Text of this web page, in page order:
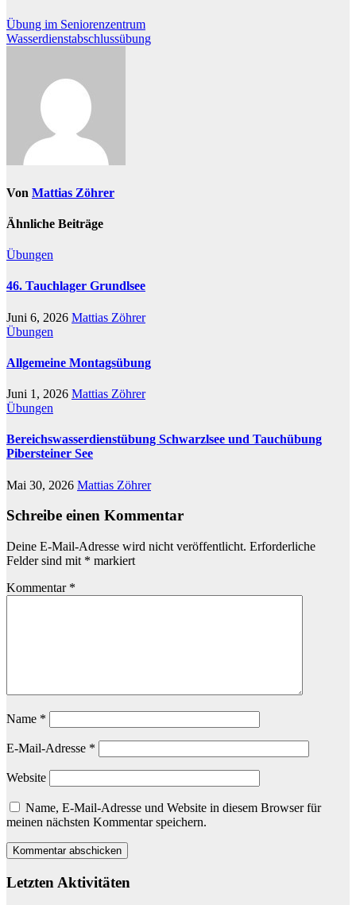
Beitragsnavigation
Übung im Seniorenzentrum
Wasserdienstabschlussübung
Von Mattias Zöhrer
Ähnliche Beiträge
Übungen
46. Tauchlager Grundlsee
Juni 6, 2026 Mattias Zöhrer
Übungen
Allgemeine Montagsübung
Juni 1, 2026 Mattias Zöhrer
Übungen
Bereichswasserdienstübung Schwarzlsee und Tauchübung
Pibersteiner See
Mai 30, 2026 Mattias Zöhrer
Schreibe einen Kommentar
Deine E-Mail-Adresse wird nicht veröffentlicht. Erforderliche
Felder sind mit * markiert
Kommentar *
Name *
E-Mail-Adresse *
Website
Name, E-Mail-Adresse und Website in diesem Browser für
meinen nächsten Kommentar speichern.
Letzten Aktivitäten